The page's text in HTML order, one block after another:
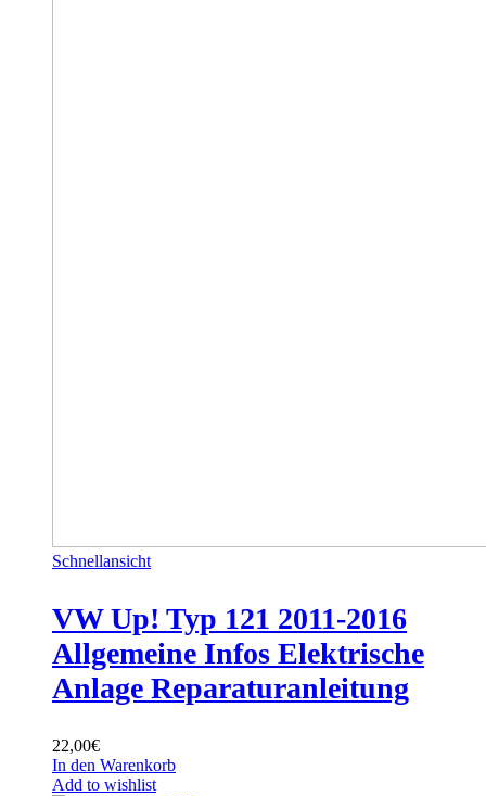
Schnellansicht
VW Up! Typ 121 2011-2016
Allgemeine Infos Elektrische
Anlage Reparaturanleitung
22,00€
In den Warenkorb
Add to wishlist